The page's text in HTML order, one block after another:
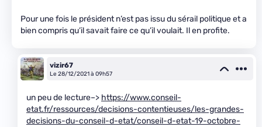
Pour une fois le président n’est pas issu du sérail politique et a
bien compris qu’il savait faire ce qu’il voulait. Il en profite.
vizir67
Le 28/12/2021 à 09h57
un peu de lecture–> https://www.conseil-
etat.fr/ressources/decisions-contentieuses/les-grandes-
decisions-du-conseil-d-etat/conseil-d-etat-19-octobre-